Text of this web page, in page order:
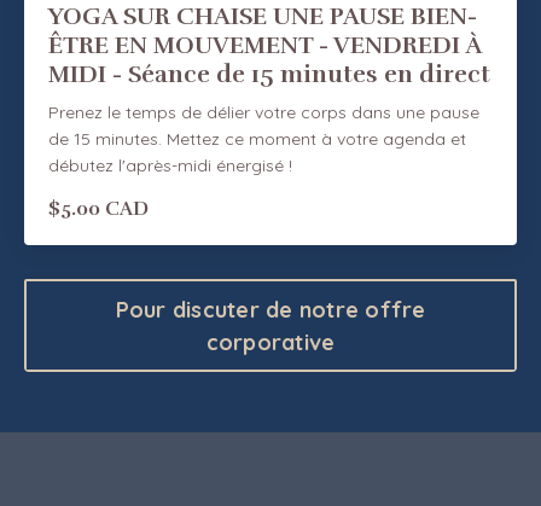
YOGA SUR CHAISE UNE PAUSE BIEN-
ÊTRE EN MOUVEMENT - VENDREDI À
MIDI - Séance de 15 minutes en direct
Prenez le temps de délier votre corps dans une pause
de 15 minutes. Mettez ce moment à votre agenda et
débutez l'après-midi énergisé !
$5.00 CAD
Pour discuter de notre offre
corporative